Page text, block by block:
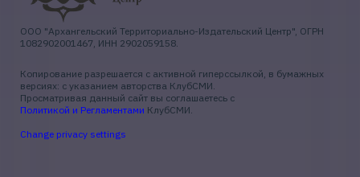
ООО "Архангельский Территориально-Издательский Центр", ОГРН
1082902001467, ИНН 2902059158.
Копирование разрешается с активной гиперссылкой, в бумажных
версиях: с указанием авторства КлубСМИ.
Просматривая данный сайт вы соглашаетесь с
Политикой и Регламентами КлубСМИ.
Change privacy settings